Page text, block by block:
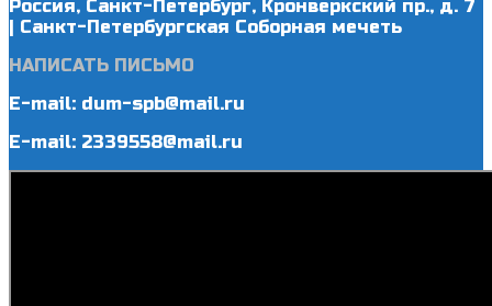
Россия, Санкт-Петербург, Кронверкский пр., д. 7
| Санкт-Петербургская Соборная мечеть
НАПИСАТЬ ПИСЬМО
E-mail: dum-spb@mail.ru
E-mail: 2339558@mail.ru